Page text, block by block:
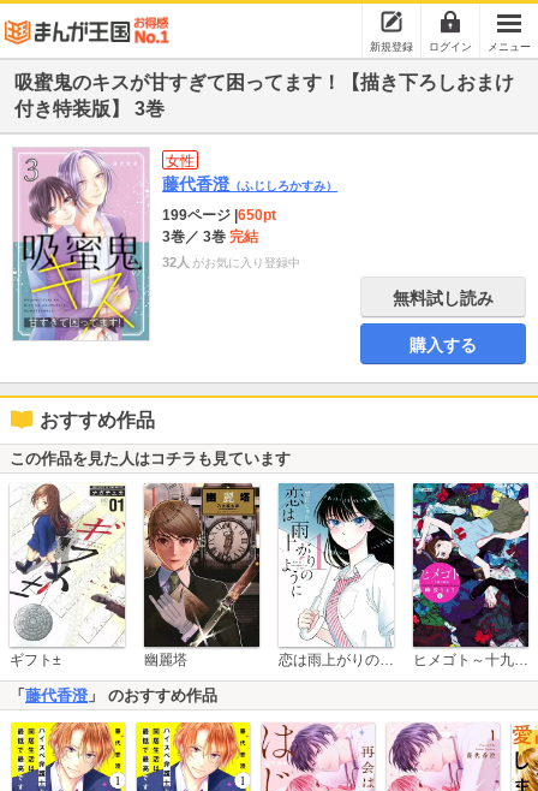
新規登録 ログイン メニュー
吸蜜鬼のキスが甘すぎて困ってます！【描き下ろしおまけ
付き特装版】 3巻
女性
藤代香澄 （ふじしろかすみ）
199ページ 650pt
3巻／ 3巻 完結
32人 がお気に入り登録中
無料試し読み
購入する
おすすめ作品
この作品を見た人はコチラも見ています
ギフト± 幽麗塔 恋は雨上がりのように ヒメゴト～十九歳の制服～
「 藤代香澄 」 のおすすめ作品